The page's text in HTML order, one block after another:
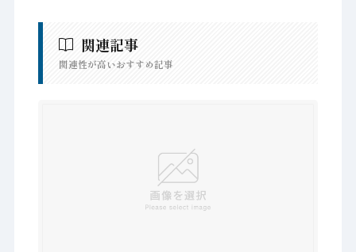
関連記事
関連性が高いおすすめ記事